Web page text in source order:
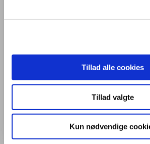
Tillad alle cookies
Tillad valgte
Kun nødvendige
handel og erhverv i en international kontekst.
giver adgang til at læse videre på en række
uddannelser inden for teknologi,
design.
En EUX er en erhvervsuddannelse, der er
gymnasial uddannelse. Den giver både